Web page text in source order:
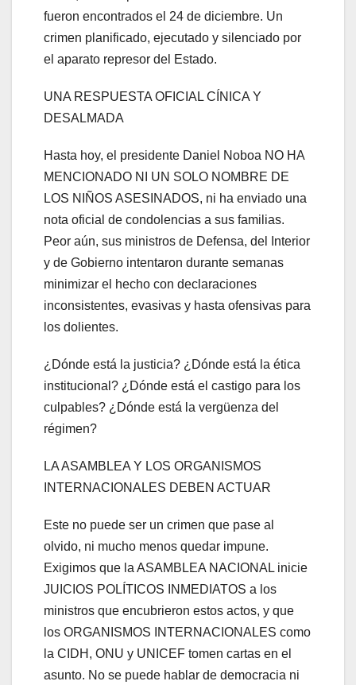
fueron encontrados el 24 de diciembre. Un
crimen planificado, ejecutado y silenciado por
el aparato represor del Estado.
UNA RESPUESTA OFICIAL CÍNICA Y
DESALMADA
Hasta hoy, el presidente Daniel Noboa NO HA
MENCIONADO NI UN SOLO NOMBRE DE
LOS NIÑOS ASESINADOS, ni ha enviado una
nota oficial de condolencias a sus familias.
Peor aún, sus ministros de Defensa, del Interior
y de Gobierno intentaron durante semanas
minimizar el hecho con declaraciones
inconsistentes, evasivas y hasta ofensivas para
los dolientes.
¿Dónde está la justicia? ¿Dónde está la ética
institucional? ¿Dónde está el castigo para los
culpables? ¿Dónde está la vergüenza del
régimen?
LA ASAMBLEA Y LOS ORGANISMOS
INTERNACIONALES DEBEN ACTUAR
Este no puede ser un crimen que pase al
olvido, ni mucho menos quedar impune.
Exigimos que la ASAMBLEA NACIONAL inicie
JUICIOS POLÍTICOS INMEDIATOS a los
ministros que encubrieron estos actos, y que
los ORGANISMOS INTERNACIONALES como
la CIDH, ONU y UNICEF tomen cartas en el
asunto. No se puede hablar de democracia ni